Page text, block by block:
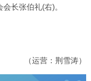
长张伯礼(右)。
（运营：荆雪涛）